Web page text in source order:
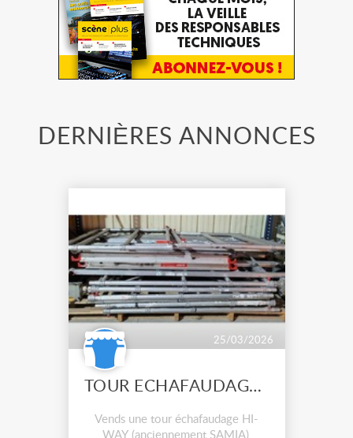
DERNIÈRES ANNONCES
25/03/2026
TOUR ECHAFAUDAGE SAMIA HIWAY 6m
Vends une tour échafaudage HI-
WAY (anciennement SAMIA),